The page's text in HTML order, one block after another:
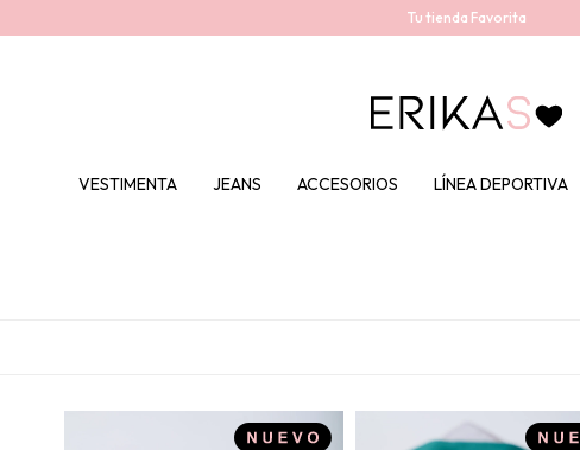
Tu tienda Favorita
VESTIMENTA JEANS ACCESORIOS LÍNEA DEPORTIVA